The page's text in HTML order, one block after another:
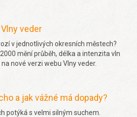
veder
v jednotlivých okresních městech?
mění průběh, délka a intenzita vln
nové verzi webu Vlny veder.
a jak vážné má dopady?
potýká s velmi silným suchem.